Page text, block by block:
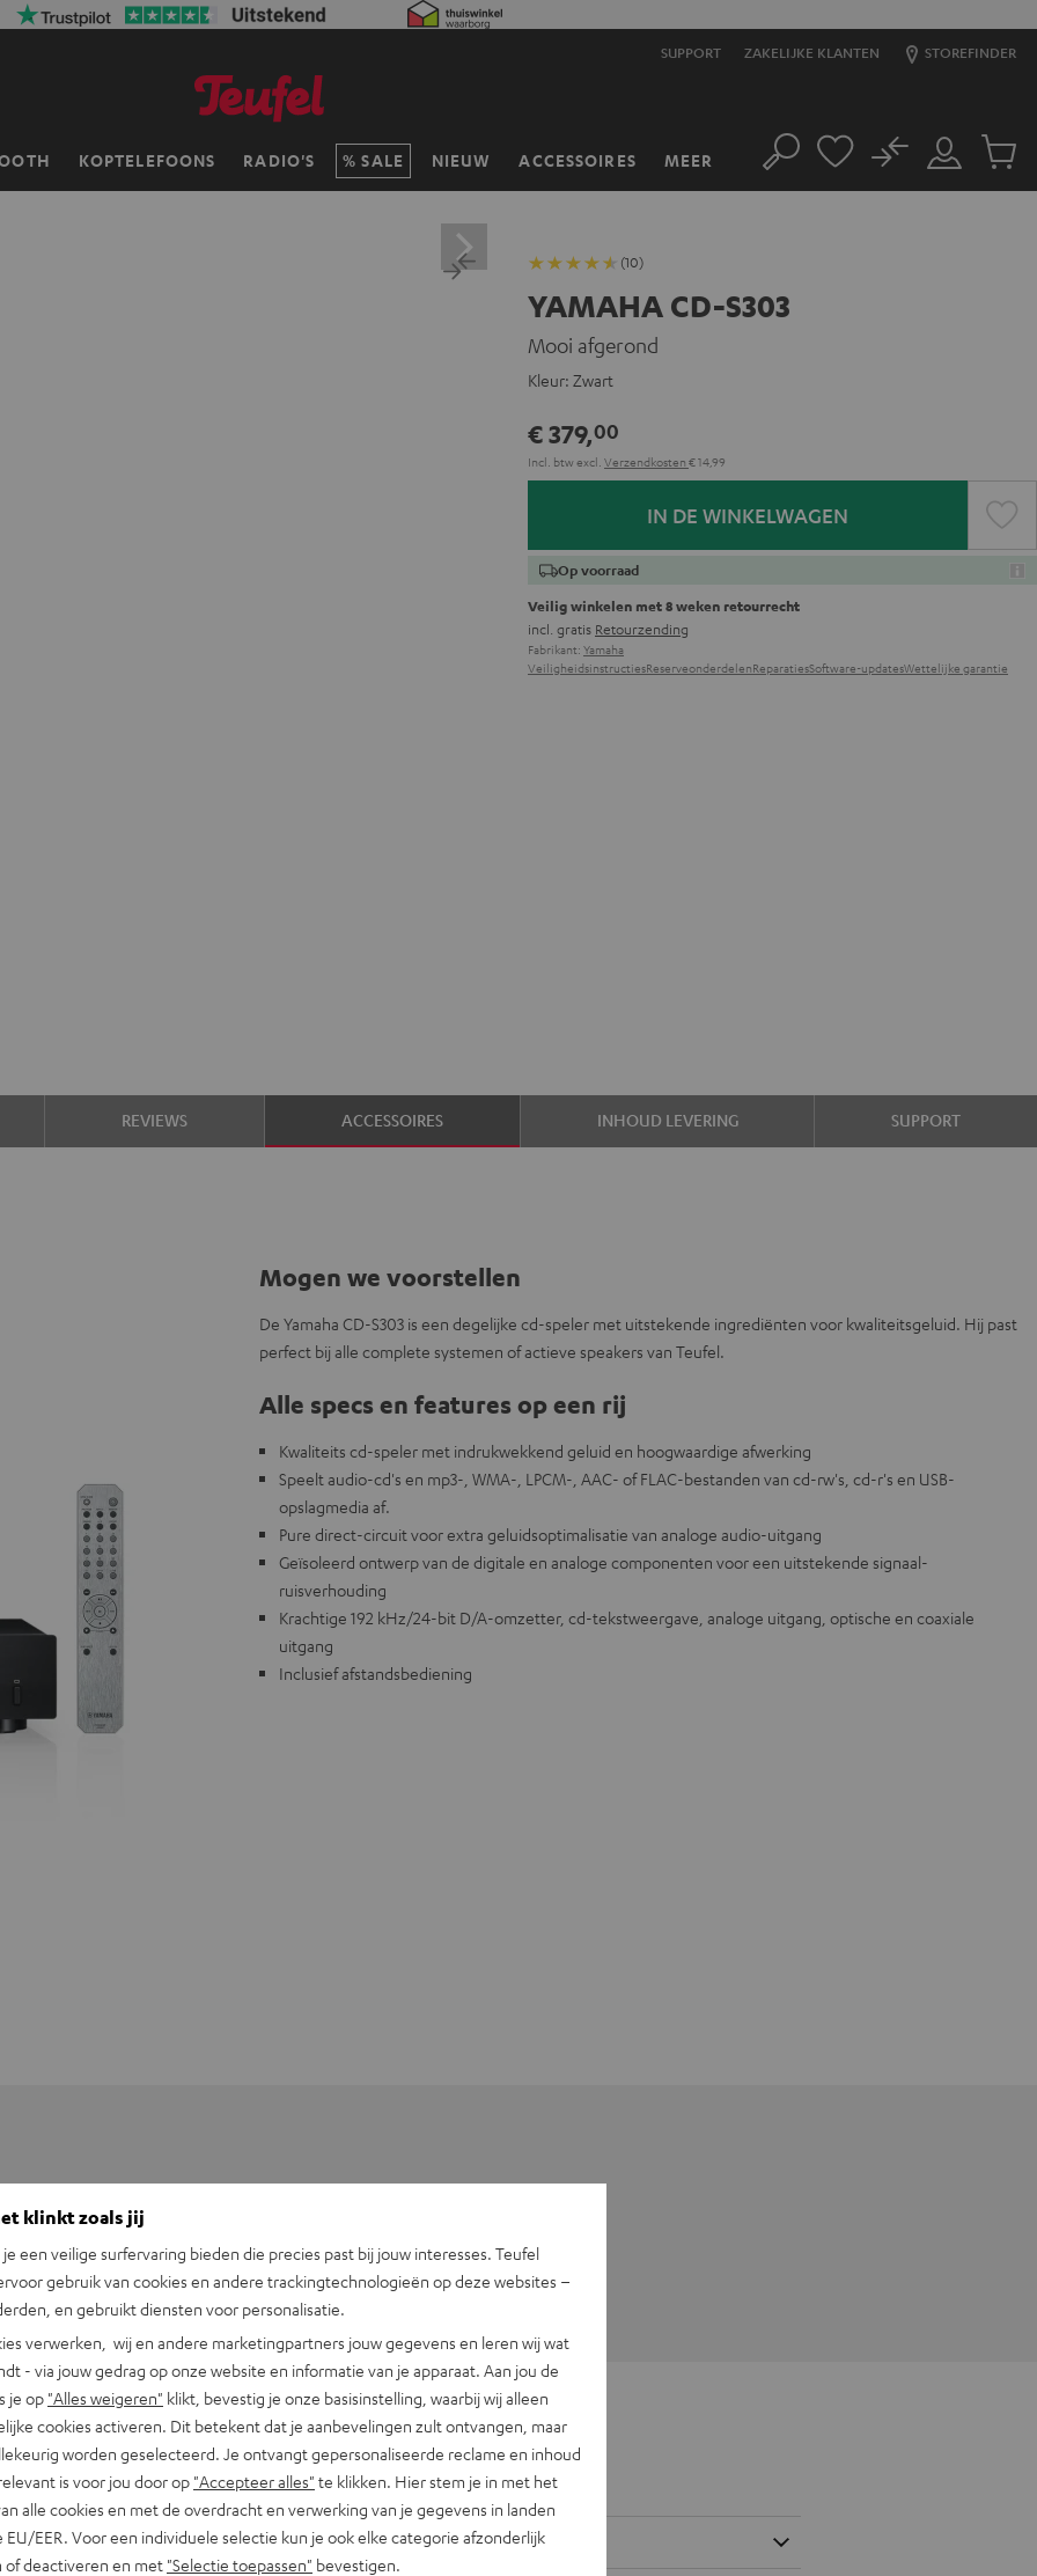
SUPPORT ZAKELIJKE KLANTEN STOREFINDER
KOPTELEFOONS RADIO'S SALE NIEUW ACCESSOIRES MEER Zoeken
Mijn
account
No
(10)
YAMAHA CD-S303
Mooi afgerond
Kleur: Zwart
€ 379,00
Incl. btwexcl. Verzendkosten € 14,99
IN DE WINKELWAGEN
Op voorraad
Veilig winkelen met 8 weken retourrecht
incl. gratis Retourzending
Fabrikant: Yamaha
VeiligheidsinstructiesReserveonderdelenReparatiesSoftware-updatesWettelijke garantie
REVIEWS ACCESSOIRES INHOUD LEVERING SUPPORT
Mogen we voorstellen
De Yamaha CD-S303 is een degelijke cd-speler met uitstekende ingrediënten voor kwaliteitsgeluid. Hij past
perfect bij alle complete systemen of actieve speakers van Teufel.
Alle specs en features op een rij
Kwaliteits cd-speler met indrukwekkend geluid en hoogwaardige afwerking
Speelt audio-cd's en mp3-, WMA-, LPCM-, AAC- of FLAC-bestanden van cd-rw's, cd-r's en USB-
opslagmedia af.
Pure direct-circuit voor extra geluidsoptimalisatie van analoge audio-uitgang
Geïsoleerd ontwerp van de digitale en analoge componenten voor een uitstekende signaal-
ruisverhouding
Krachtige 192 kHz/24-bit D/A-omzetter, cd-tekstweergave, analoge uitgang, optische en coaxiale
uitgang
Inclusief afstandsbediening
CD-S303
klinkt zoals jij
je een veilige surfervaring bieden die precies past bij jouw interesses. Teufel
gebruik van cookies en andere trackingtechnologieën op deze websites –
en gebruikt diensten voor personalisatie.
verwerken, wij en andere marketingpartners jouw gegevens en leren wij wat
- via jouw gedrag op onze website en informatie van je apparaat. Aan jou de
je op "Alles weigeren" klikt, bevestig je onze basisinstelling, waarbij wij alleen
cookies activeren. Dit betekent dat je aanbevelingen zult ontvangen, maar
worden geselecteerd. Je ontvangt gepersonaliseerde reclame en inhoud
is voor jou door op "Accepteer alles" te klikken. Hier stem je in met het
alle cookies en met de overdracht en verwerking van je gegevens in landen
EU/EER. Voor een individuele selectie kun je ook elke categorie afzonderlijk
of deactiveren en met "Selectie toepassen" bevestigen.